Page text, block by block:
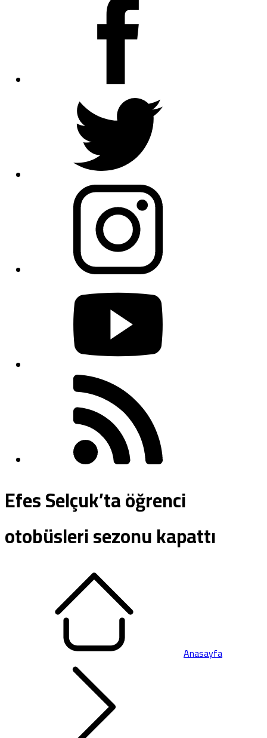
Efes Selçuk’ta öğrenci
otobüsleri sezonu kapattı
Anasayfa